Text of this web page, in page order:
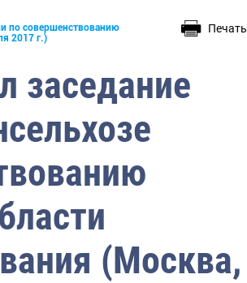
по совершенствованию
2017 г.)
Печать
заседание
(Москва,